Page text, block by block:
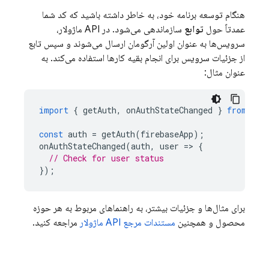
هنگام توسعه برنامه خود، به خاطر داشته باشید که کد شما
عمدتاً حول توابع
سازماندهی می‌شود. در API ماژولار،
سرویس‌ها به عنوان اولین آرگومان ارسال می‌شوند و سپس تابع
از جزئیات سرویس برای انجام بقیه کارها استفاده می‌کند. به
عنوان مثال:
import { getAuth, onAuthStateChanged } from
const auth = getAuth(firebaseApp);
onAuthStateChanged(auth, user => {
// Check for user status
});
برای مثال‌ها و جزئیات بیشتر، به راهنماهای مربوط به هر حوزه
محصول و همچنین مستندات مرجع API ماژولار مراجعه کنید.